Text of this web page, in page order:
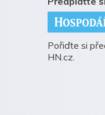
Pořiďte si
HN.cz.